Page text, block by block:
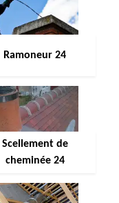
Ramoneur 24
Scellement de
cheminée 24